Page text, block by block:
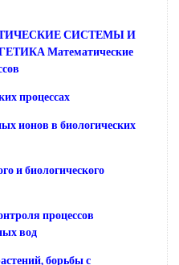
СИСТЕМЫ И
Математические
процессах
ионов в биологических
и биологического
процессов
вод
борьбы с